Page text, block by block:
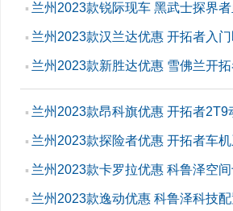
▪ 兰州2023款锐际现车 黑武士探界
▪ 兰州2023款汉兰达优惠 开拓者入
▪ 兰州2023款新胜达优惠 雪佛兰开
▪ 兰州2023款昂科旗优惠 开拓者2T9
▪ 兰州2023款探险者优惠 开拓者车
▪ 兰州2023款卡罗拉优惠 科鲁泽空
▪ 兰州2023款逸动优惠 科鲁泽科技